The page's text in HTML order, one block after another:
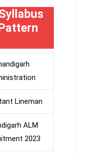
Lineman
ALM
2023